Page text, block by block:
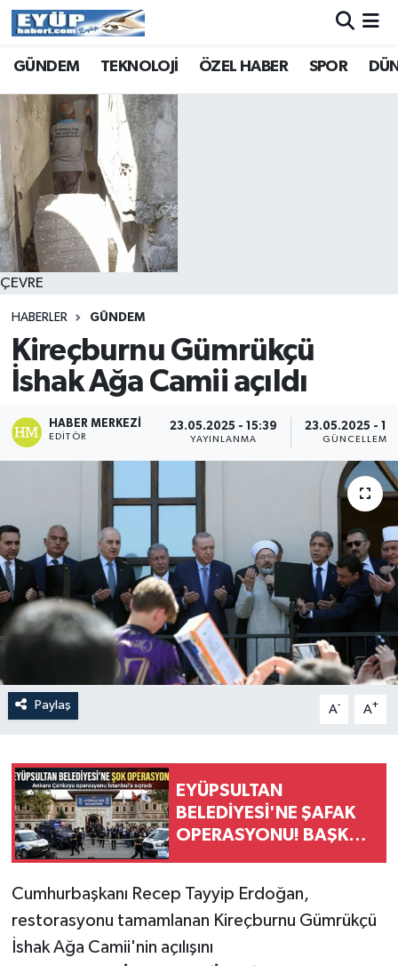
GÜNDEM TEKNOLOJİ ÖZEL HABER SPOR
ÇEVRE
HABERLER GÜNDEM
Kireçburnu Gümrükçü
İshak Ağa Camii açıldı
HABER MERKEZI
EDITÖR
23.05.2025 - 15:39
YAYINLANMA
23.05.2025 -
GÜNCELLEME
Paylaş A- A+
EYÜPSULTAN
BELEDİYESİ'NE ŞAFAK
OPERASYONU! BAŞKAN
GÖZALTINDA
Cumhurbaşkanı Recep Tayyip Erdoğan,
restorasyonu tamamlanan Kireçburnu Gümrükçü
İshak Ağa Camii'nin açılışını